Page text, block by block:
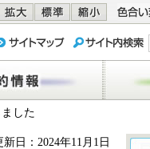
持込業者
した
新日：2024年11月1日